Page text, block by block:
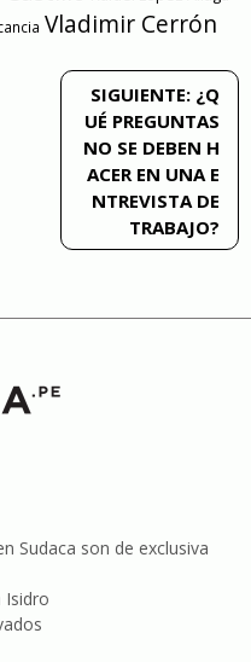
Vladimir Cerrón
SIGUIENTE: ¿Q
UÉ PREGUNTAS
NO SE DEBEN H
ACER EN UNA E
NTREVISTA DE
TRABAJO?
Sudaca son de exclusiva
Isidro